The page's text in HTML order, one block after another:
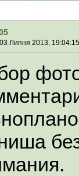
03 Липня 2013,